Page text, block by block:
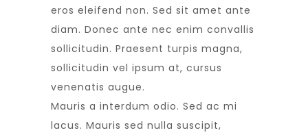
eros eleifend non. Sed sit amet ante
diam. Donec ante nec enim convallis
sollicitudin. Praesent turpis magna,
sollicitudin vel ipsum at, cursus
venenatis augue.
Mauris a interdum odio. Sed ac mi
lacus. Mauris sed nulla suscipit,